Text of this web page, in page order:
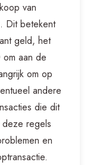
van
Dit betekent
geld, het
aan de
om op
andere
die dit
regels
en